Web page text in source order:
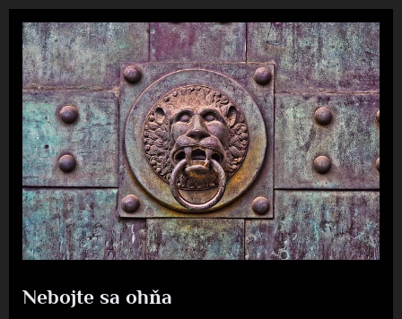
Nebojte sa ohňa